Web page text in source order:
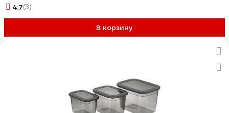
4.7(3)
В корзину